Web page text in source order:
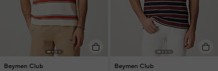
Beymen Club Beymen Club